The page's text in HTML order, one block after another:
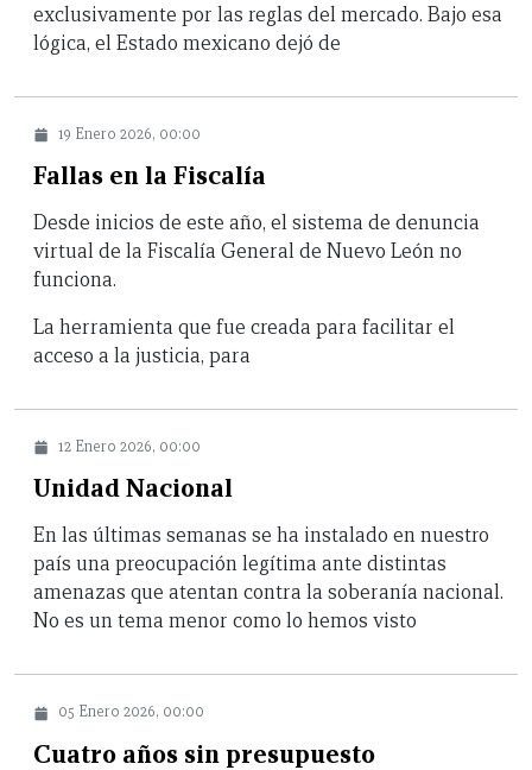
exclusivamente por las reglas del mercado. Bajo esa
lógica, el Estado mexicano dejó de
19 Enero 2026, 00:00
Fallas en la Fiscalía
Desde inicios de este año, el sistema de denuncia
virtual de la Fiscalía General de Nuevo León no
funciona.
La herramienta que fue creada para facilitar el
acceso a la justicia, para
12 Enero 2026, 00:00
Unidad Nacional
En las últimas semanas se ha instalado en nuestro
país una preocupación legítima ante distintas
amenazas que atentan contra la soberanía nacional.
No es un tema menor como lo hemos visto
05 Enero 2026, 00:00
Cuatro años sin presupuesto